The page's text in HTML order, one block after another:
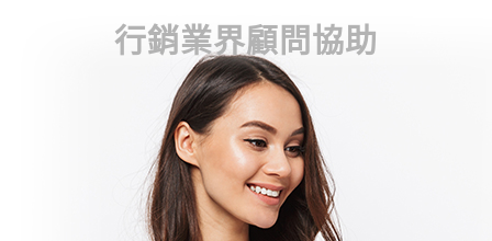
行銷業界顧問協助